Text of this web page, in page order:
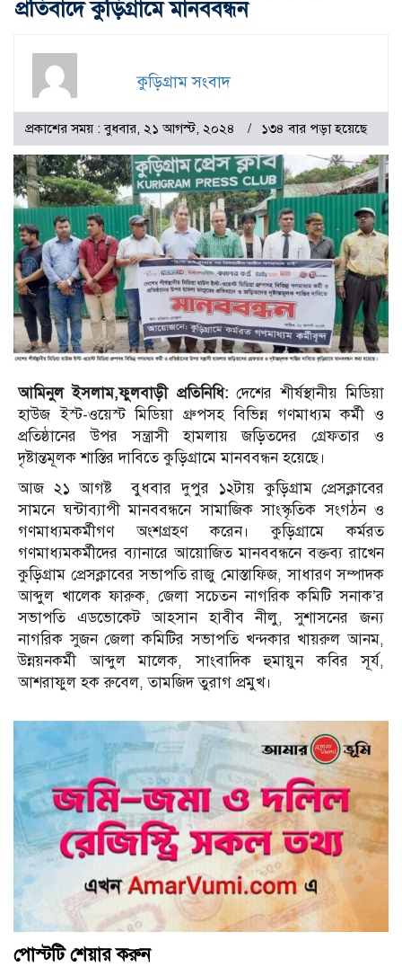
প্রতিবাদে কুড়িগ্রামে মানববন্ধন
কুড়িগ্রাম সংবাদ
প্রকাশের সময় : বুধবার, ২১ আগস্ট, ২০২৪ ১৩৪ বার পড়া হয়েছে
আমিনুল ইসলাম,ফুলবাড়ী প্রতিনিধি:দেশের শীর্ষস্থানীয় মিডিয়া
হাউজ ইস্ট-ওয়েস্ট মিডিয়া গ্রুপসহ বিভিন্ন গণমাধ্যম কর্মী ও
প্রতিষ্ঠানের উপর সন্ত্রাসী হামলায় জড়িতদের গ্রেফতার ও
দৃষ্টান্তমূলক শাস্তির দাবিতে কুড়িগ্রামে মানববন্ধন হয়েছে।
আজ ২১ আগষ্ট বুধবার দুপুর ১২টায় কুড়িগ্রাম প্রেসক্লাবের
সামনে ঘন্টাব্যাপী মানববন্ধনে সামাজিক সাংস্কৃতিক সংগঠন ও
গণমাধ্যমকর্মীগণ অংশগ্রহণ করেন। কুড়িগ্রামে কর্মরত
গণমাধ্যমকর্মীদের ব্যানারে আয়োজিত মানববন্ধনে বক্তব্য রাখেন
কুড়িগ্রাম প্রেসক্লাবের সভাপতি রাজু মোস্তাফিজ, সাধারণ সম্পাদক
আব্দুল খালেক ফারুক, জেলা সচেতন নাগরিক কমিটি সনাক’র
সভাপতি এডভোকেট আহসান হাবীব নীলু, সুশাসনের জন্য
নাগরিক সুজন জেলা কমিটির সভাপতি খন্দকার খায়রুল আনম,
উন্নয়নকর্মী আব্দুল মালেক, সাংবাদিক হুমায়ুন কবির সূর্য,
আশরাফুল হক রুবেল, তামজিদ তুরাগ প্রমুখ।
পোস্টটি শেয়ার করুন